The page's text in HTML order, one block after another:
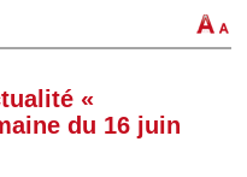
«
du 16 juin